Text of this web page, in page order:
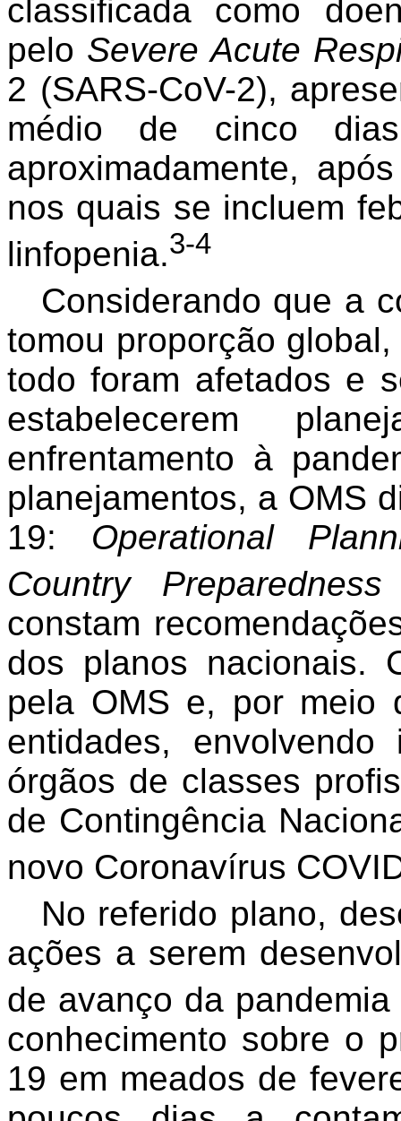
classificada como
pelo Severe Acute
2 (SARS-CoV-2),
médio de cinco
aproximadamente,
nos quais se incluem
linfopenia.3-4
Considerando que a
tomou proporção
todo foram afetados e
estabelecerem
enfrentamento à
planejamentos, a OMS
19: Operational
Country
constam
dos planos nacionais.
pela OMS e, por meio
entidades, envolvendo
órgãos de classes
de Contingência
novo Coronavírus
No referido plano,
ações a serem
de avanço da
conhecimento sobre o
19 em meados de